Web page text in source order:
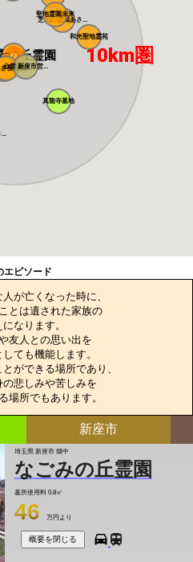
芝生の霊園あさ...
くら浄...
聖地霊...
公営 新座市営...
和光聖地霊苑
...
聖地霊園未来
真龍寺墓地
の丘霊園 10km圏
エピソード
人が亡くなった時に、
とは遺された家族の
なります。
友人との思い出を
ても機能します。
ができる場所であり、
の悲しみや苦しみを
場所でもあります。
新座市
埼玉県 新座市 畑中
なごみの丘霊園
墓所使用料 0.8㎡
46 万円より
概要を閉じる